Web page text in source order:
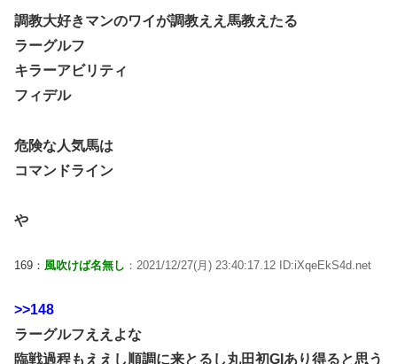
調教大好きマンのワイが調教ええ馬教えたる
ラーグルフ
キラーアビリティ
フィデル
危険な人気馬は
コマンドライン
や
169： 風吹けば名無し ：2021/12/27(月) 23:40:17.12 ID:iXqeEkS4d.net
>>148
ラーグルフええよな
臨戦過程もええし順調に来とるし丸田初GIあり得ると思う